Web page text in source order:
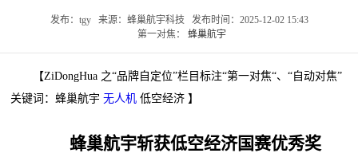
发布：tgy 来源：蜂巢航宇科技 发布时间：2025-12-02 15:43
第一对焦： 蜂巢航宇
【ZiDongHua 之“品牌自定位”栏目标注“第一对焦“、“自动对焦”
关键词：蜂巢航宇无人机 低空经济 】
蜂巢航宇斩获低空经济国赛优秀奖